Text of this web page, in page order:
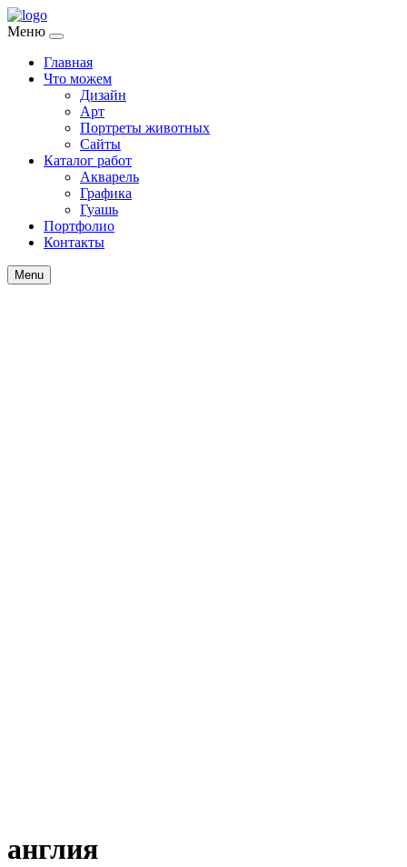
Меню
Главная
Что можем
Дизайн
Арт
Портреты животных
Сайты
Каталог работ
Акварель
Графика
Гуашь
Портфолио
Контакты
Menu
англия